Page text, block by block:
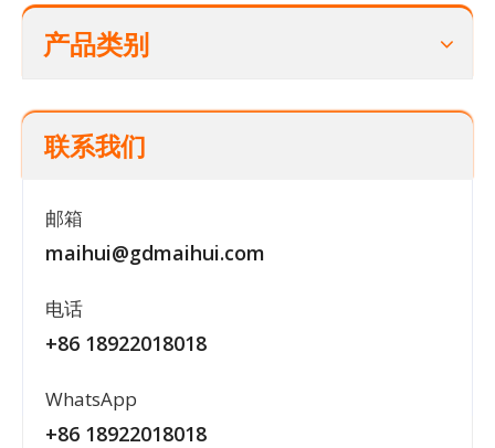
产品类别
联系我们
邮箱
maihui@gdmaihui.com
电话
+86 18922018018
WhatsApp
+86 18922018018